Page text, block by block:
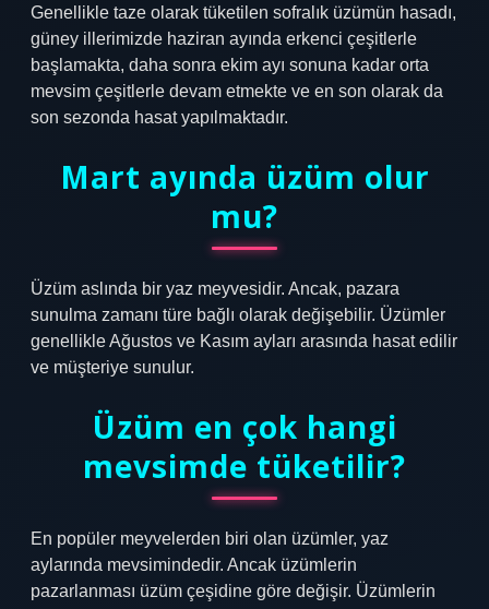
Genellikle taze olarak tüketilen sofralık üzümün hasadı,
güney illerimizde haziran ayında erkenci çeşitlerle
başlamakta, daha sonra ekim ayı sonuna kadar orta
mevsim çeşitlerle devam etmekte ve en son olarak da
son sezonda hasat yapılmaktadır.
Mart ayında üzüm olur
mu?
Üzüm aslında bir yaz meyvesidir. Ancak, pazara
sunulma zamanı türe bağlı olarak değişebilir. Üzümler
genellikle Ağustos ve Kasım ayları arasında hasat edilir
ve müşteriye sunulur.
Üzüm en çok hangi
mevsimde tüketilir?
En popüler meyvelerden biri olan üzümler, yaz
aylarında mevsimindedir. Ancak üzümlerin
pazarlanması üzüm çeşidine göre değişir. Üzümlerin